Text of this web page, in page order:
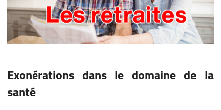
Exonérations dans le domaine de la
santé